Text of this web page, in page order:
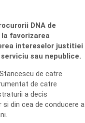
DNA de
favorizarea
intereselor justitiei
sau nepublice.
de catre
de catre
a decis
din cea de conducere a